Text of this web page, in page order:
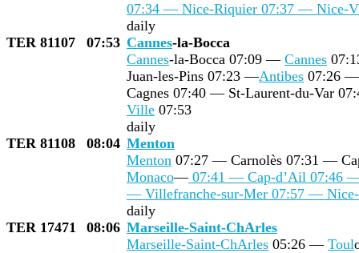
07:34 — Nice-Riquier 07:37 — Nice-
daily
TER 81107
07:53 Cannes-la-Bocca
Cannes-la-Bocca 07:09 — Cannes
Juan-les-Pins 07:23 —Antibes 07:26 —
Cagnes 07:40 — St-Laurent-du-Var
Ville 07:53
daily
TER 81108
08:04 Menton
Menton 07:27 — Carnolès 07:31 —
Monaco—07:41 — Cap-d’Ail 07:46 —
— Villefranche-sur-Mer 07:57 —
daily
TER 17471
08:06 Marseille-Saint-ChArles
Marseille-Saint-ChArles 05:26 — Toul